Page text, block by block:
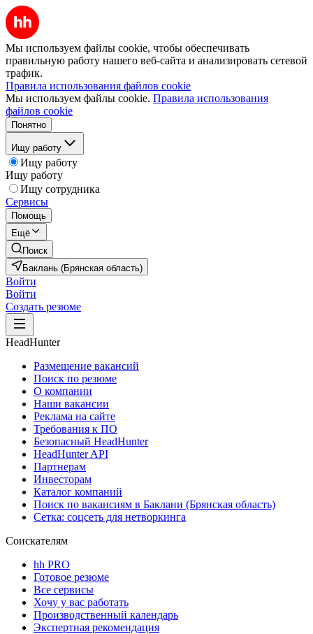
Мы используем файлы cookie, чтобы обеспечивать
правильную работу нашего веб-сайта и анализировать сетевой
трафик.
Правила использования файлов cookie
Мы используем файлы cookie. Правила использования
файлов cookie
Понятно
Ищу работу
Ищу работу
Ищу работу
Ищу сотрудника
Сервисы
Помощь
Ещё
Поиск
Баклань (Брянская область)
Войти
Войти
Создать резюме
HeadHunter
Размещение вакансий
Поиск по резюме
О компании
Наши вакансии
Реклама на сайте
Требования к ПО
Безопасный HeadHunter
HeadHunter API
Партнерам
Инвесторам
Каталог компаний
Поиск по вакансиям в Баклани (Брянская область)
Сетка: соцсеть для нетворкинга
Соискателям
hh PRO
Готовое резюме
Все сервисы
Хочу у вас работать
Производственный календарь
Экспертная рекомендация